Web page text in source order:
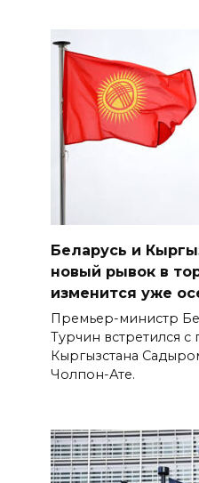
Беларусь и
новый рывок в
изменится уже
Премьер-министр
Турчин встретился
Кыргызстана
Чолпон-Ате.